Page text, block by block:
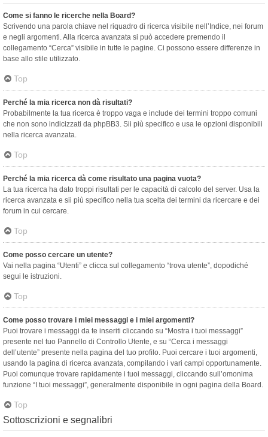
Come si fanno le ricerche nella Board?
Scrivendo una parola chiave nel riquadro di ricerca visibile nell’Indice, nei forum
e negli argomenti. Alla ricerca avanzata si può accedere premendo il
collegamento “Cerca” visibile in tutte le pagine. Ci possono essere differenze in
base allo stile utilizzato.
Top
Perché la mia ricerca non dà risultati?
Probabilmente la tua ricerca è troppo vaga e include dei termini troppo comuni
che non sono indicizzati da phpBB3. Sii più specifico e usa le opzioni disponibili
nella ricerca avanzata.
Top
Perché la mia ricerca dà come risultato una pagina vuota?
La tua ricerca ha dato troppi risultati per le capacità di calcolo del server. Usa la
ricerca avanzata e sii più specifico nella tua scelta dei termini da ricercare e dei
forum in cui cercare.
Top
Come posso cercare un utente?
Vai nella pagina “Utenti” e clicca sul collegamento “trova utente”, dopodiché
segui le istruzioni.
Top
Come posso trovare i miei messaggi e i miei argomenti?
Puoi trovare i messaggi da te inseriti cliccando su “Mostra i tuoi messaggi”
presente nel tuo Pannello di Controllo Utente, e su “Cerca i messaggi
dell’utente” presente nella pagina del tuo profilo. Puoi cercare i tuoi argomenti,
usando la pagina di ricerca avanzata, compilando i vari campi opportunamente.
Puoi comunque trovare rapidamente i tuoi messaggi, cliccando sull’omonima
funzione “I tuoi messaggi”, generalmente disponibile in ogni pagina della Board.
Top
Sottoscrizioni e segnalibri